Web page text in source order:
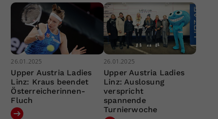
26.01.2025
Upper Austria Ladies
Linz: Kraus beendet
Österreicherinnen-
Fluch
26.01.2025
Upper Austria Ladies
Linz: Auslosung
verspricht
spannende
Turnierwoche